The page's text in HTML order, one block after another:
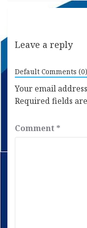
Leave a reply
Default Comments (0)
Your email
Required fields
Comment *